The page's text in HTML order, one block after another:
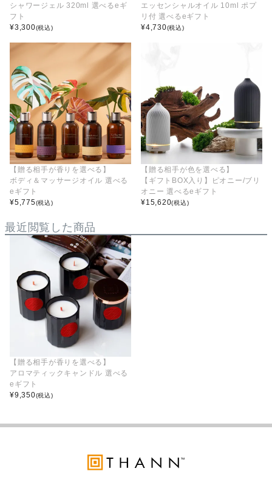
シャワージェル 320ml 選べるeギ
フト
¥3,300(税込)
エッセンシャルオイル 10ml ポプ
リ付 選べるeギフト
¥4,730(税込)
【贈る相手が香りを選べる】
ボディ＆マッサージオイル 選べる
eギフト
¥5,775(税込)
【贈る相手が色を選べる】
【ギフトBOX入り】ピオニー/ブリ
オニー 選べるeギフト
¥15,620(税込)
最近閲覧した商品
【贈る相手が香りを選べる】
アロマティックキャンドル 選べる
eギフト
¥9,350(税込)